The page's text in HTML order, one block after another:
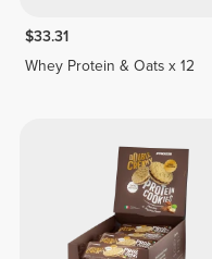
$33.31
Whey Protein & Oats x 12